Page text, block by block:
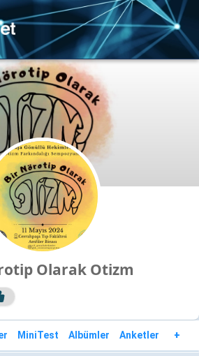
Olarak Otizm
MiniTest Albümler Anketler +